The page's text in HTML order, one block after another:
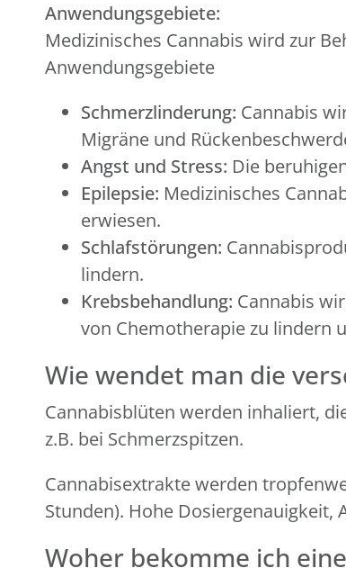
Anwendungsgebiete:
Medizinisches Cannabis wird zur
Anwendungsgebiete
Schmerzlinderung: Cannabis
Migräne und
Angst und Stress: Die
Epilepsie: Medizinisches
erwiesen.
Schlafstörungen:
lindern.
Krebsbehandlung: Cannabis
von Chemotherapie zu lindern
Wie wendet man die
Cannabisblüten werden inhaliert,
z.B. bei Schmerzspitzen.
Cannabisextrakte werden
Stunden). Hohe Dosiergenauigkeit,
Woher bekomme ich